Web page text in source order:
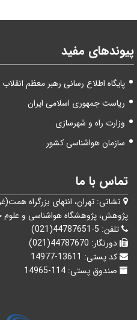
پیوندهای مفید
پایگاه اطلاع رسانی رهبر معظم انقلاب
ریاست جمهوری اسلامی ایران
وزارت راه و شهرسازی
سازمان هواشناسی کشور
تماس با ما
نشانی: تهران، انتهای بزرگراه
پژوهش، پژوهشگاه هواشناسی و
تلفن: 5-44787651(021)
دورنگار: 44787670(021)
کد پستی: 13611-14977
صندوق پستی: 114-14965